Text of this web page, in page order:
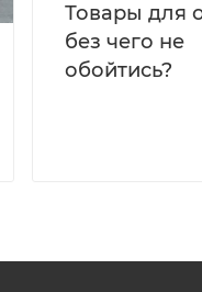
Товары для
без чего не
обойтись?